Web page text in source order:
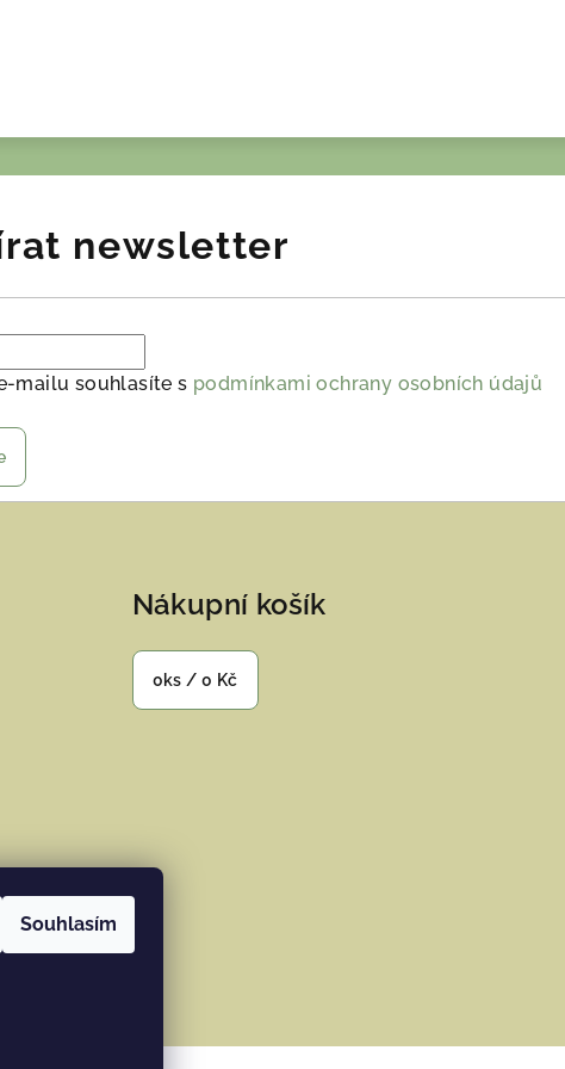
Souhlasím
newsletter
mailu souhlasíte s podmínkami ochrany osobních údajů
Nákupní košík
0ks / 0 Kč